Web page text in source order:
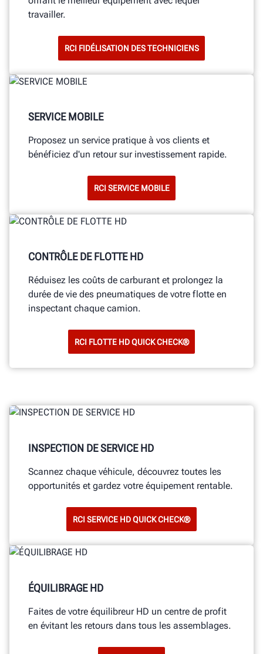
travailler.
RCI FIDÉLISATION DES TECHNICIENS
SERVICE MOBILE
Proposez un service pratique à vos clients et
bénéficiez d'un retour sur investissement rapide.
RCI SERVICE MOBILE
CONTRÔLE DE FLOTTE HD
Réduisez les coûts de carburant et prolongez la
durée de vie des pneumatiques de votre flotte en
inspectant chaque camion.
RCI FLOTTE HD QUICK CHECK®
INSPECTION DE SERVICE HD
Scannez chaque véhicule, découvrez toutes les
opportunités et gardez votre équipement rentable.
RCI SERVICE HD QUICK CHECK®
ÉQUILIBRAGE HD
Faites de votre équilibreur HD un centre de profit
en évitant les retours dans tous les assemblages.